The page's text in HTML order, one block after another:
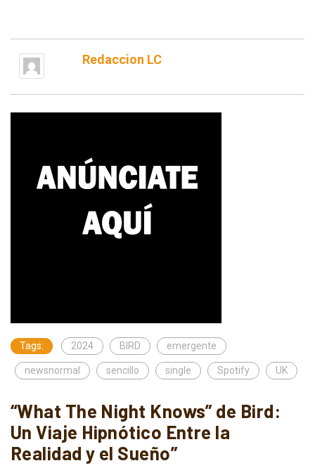
Redaccion LC
Tags: 2024 BIRD emergente
newsnormal sencillo single Spotify UK
“What The Night Knows” de Bird:
Un Viaje Hipnótico Entre la
Realidad y el Sueño”